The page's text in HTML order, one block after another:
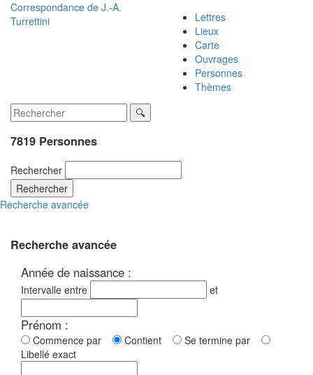
Correspondance de J.-A.
Turrettini
Lettres
Lieux
Carte
Ouvrages
Personnes
Thèmes
7819 Personnes
Rechercher
Rechercher
Recherche avancée
Recherche avancée
Année de naissance :
Intervalle entre et
Prénom :
Commence par Contient
Se termine par
Libellé exact